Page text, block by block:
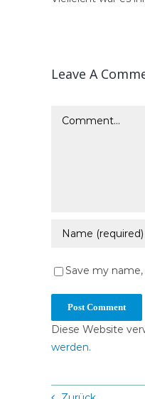
Leave A
Comment
Save my
Diese Website
werden.